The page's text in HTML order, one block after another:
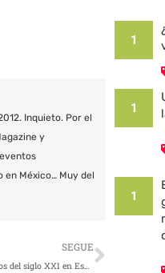
Inquieto. Por el
y
en México… Muy del
SEGUE
Principales delitos cibernéticos del siglo XXI en España
1
1
1